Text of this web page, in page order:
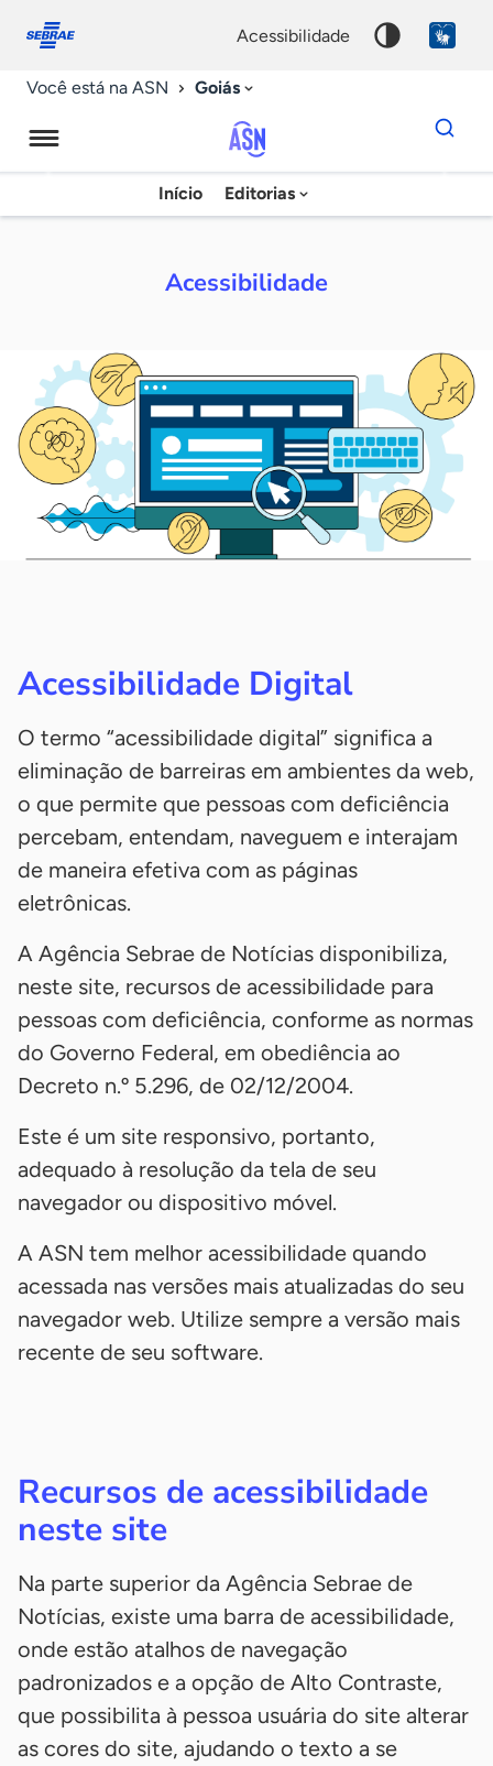
conosco
acessibilidade
Você está na ASN Goiás
Agência
Sebrae
Notícias
Início Editorias
Dados
para
chave
Acessibilidade
Acessibilidade Digital
O termo “acessibilidade digital” significa a
eliminação de barreiras em ambientes da web,
o que permite que pessoas com deficiência
percebam, entendam, naveguem e interajam
de maneira efetiva com as páginas
eletrônicas.
A Agência Sebrae de Notícias disponibiliza,
neste site, recursos de acessibilidade para
pessoas com deficiência, conforme as normas
do Governo Federal, em obediência ao
Decreto n.º 5.296, de 02/12/2004.
Este é um site responsivo, portanto,
adequado à resolução da tela de seu
navegador ou dispositivo móvel.
A ASN tem melhor acessibilidade quando
acessada nas versões mais atualizadas do seu
navegador web. Utilize sempre a versão mais
recente de seu software.
Recursos de acessibilidade
neste site
Na parte superior da Agência Sebrae de
Notícias, existe uma barra de acessibilidade,
onde estão atalhos de navegação
padronizados e a opção de Alto Contraste,
que possibilita à pessoa usuária do site alterar
as cores do site, ajudando o texto a se